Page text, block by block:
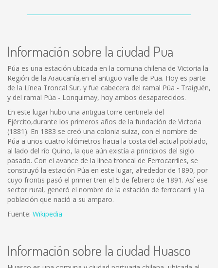
Información sobre la ciudad Pua
Púa es una estación ubicada en la comuna chilena de Victoria la
Región de la Araucanía,en el antiguo valle de Pua. Hoy es parte
de la Línea Troncal Sur, y fue cabecera del ramal Púa - Traiguén,
y del ramal Púa - Lonquimay, hoy ambos desaparecidos.
En este lugar hubo una antigua torre centinela del
Ejército,durante los primeros años de la fundación de Victoria
(1881). En 1883 se creó una colonia suiza, con el nombre de
Púa a unos cuatro kilómetros hacia la costa del actual poblado,
al lado del río Quino, la que aún existía a principios del siglo
pasado. Con el avance de la línea troncal de Ferrocarriles, se
construyó la estación Púa en este lugar, alrededor de 1890, por
cuyo frontis pasó el primer tren el 5 de febrero de 1891. Así ese
sector rural, generó el nombre de la estación de ferrocarril y la
población que nació a su amparo.
Fuente: Wikipedia
Información sobre la ciudad Huasco